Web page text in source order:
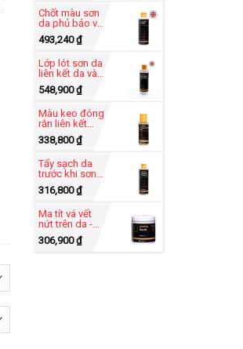
Chốt màu sơn
da phủ bảo vệ
màu da -
Leather Finish
493,240₫
Lớp lót sơn da
liên kết da và
sơn -
Adhesion
250ml
548,900₫
Màu keo đóng
rắn liên kết
tăng độ bền -
Cross Linker
338,800₫
Tẩy sạch da
trước khi sơn -
Alcohol
Cleaner 250ml
316,800₫
Ma tít vá vết
nứt trên da -
Flexifil 50ml
306,900₫